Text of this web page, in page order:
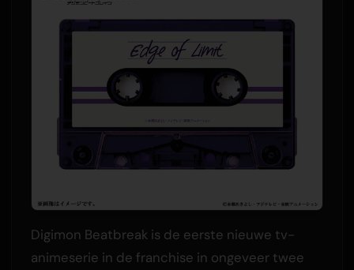
Digimon Beatbreak is de eerste nieuwe tv-
animeserie in de franchise in ongeveer twee